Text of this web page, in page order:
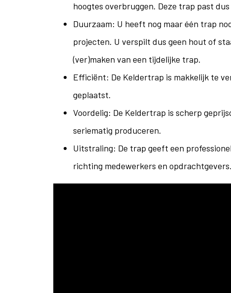
hoogtes overbruggen. Deze trap past
Duurzaam: U heeft nog maar één trap
projecten. U verspilt dus geen hout of
(ver)maken van een tijdelijke trap.
Efficiënt: De Keldertrap is makkelijk te
geplaatst.
Voordelig: De Keldertrap is scherp
seriematig produceren.
Uitstraling: De trap geeft een
richting medewerkers en opdrachtgevers.